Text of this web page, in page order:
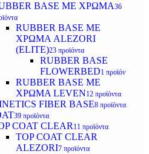
BASE ΜΕ ΧΡΩΜΑ36
RUBBER BASE ΜΕ
ΧΡΩΜΑ ALEZORI
(ELITE)23 προϊόντα
RUBBER BASE
FLOWERBED1 προϊόν
RUBBER BASE ΜΕ
ΧΡΩΜΑ LEVEN12 προϊόντα
FIBER BASE8 προϊόντα
39 προϊόντα
COAT CLEAR 11 προϊόντα
TOP COAT CLEAR
ALEZORI7 προϊόντα